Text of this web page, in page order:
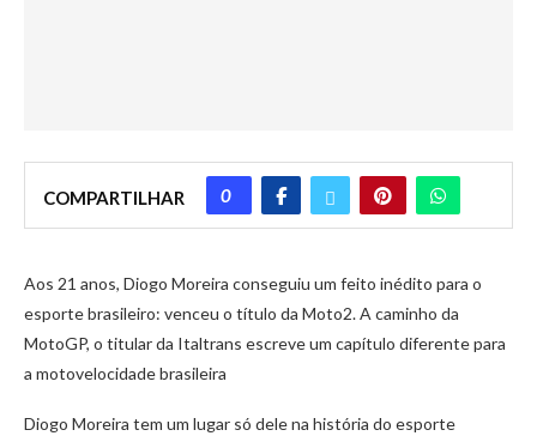
COMPARTILHAR 0
Aos 21 anos, Diogo Moreira conseguiu um feito inédito para o
esporte brasileiro: venceu o título da Moto2. A caminho da
MotoGP, o titular da Italtrans escreve um capítulo diferente para
a motovelocidade brasileira
Diogo Moreira tem um lugar só dele na história do esporte